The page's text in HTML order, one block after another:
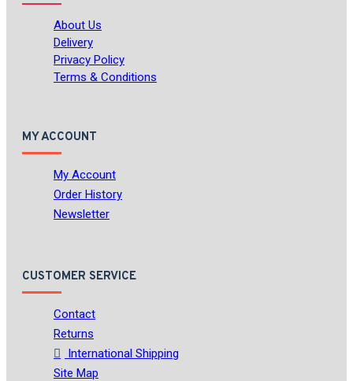
About Us
Delivery
Privacy Policy
Terms & Conditions
MY ACCOUNT
My Account
Order History
Newsletter
CUSTOMER SERVICE
Contact
Returns
International Shipping
Site Map